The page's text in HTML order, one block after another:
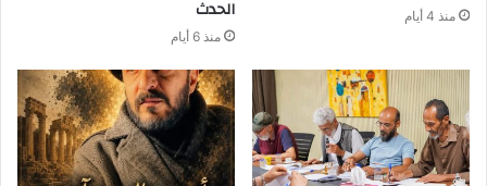
منذ 4 أيام الحدث
منذ 6 أيام